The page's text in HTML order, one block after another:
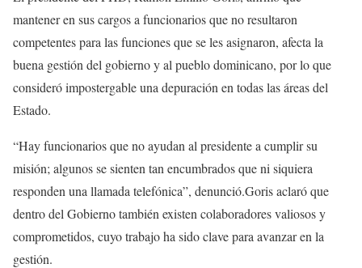
mantener en sus cargos a funcionarios que no resultaron
competentes para las funciones que se les asignaron, afecta la
buena gestión del gobierno y al pueblo dominicano, por lo que
consideró impostergable una depuración en todas las áreas del
Estado.
“Hay funcionarios que no ayudan al presidente a cumplir su
misión; algunos se sienten tan encumbrados que ni siquiera
responden una llamada telefónica”, denunció.Goris aclaró que
dentro del Gobierno también existen colaboradores valiosos y
comprometidos, cuyo trabajo ha sido clave para avanzar en la
gestión.